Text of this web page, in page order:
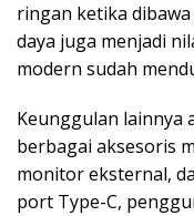
ringan ketika
daya juga menjadi
modern sudah
Keunggulan lainnya
berbagai aksesoris
monitor eksternal,
port Type-C,